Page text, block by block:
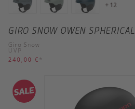
+ 12
GIRO SNOW OWEN SPHERICAL
Giro Snow
UVP
240,00 € *